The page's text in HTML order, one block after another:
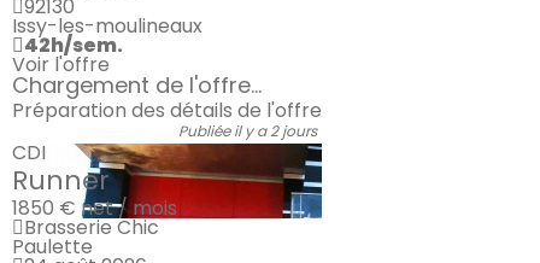
92130
Issy-les-moulineaux
42h/sem.
Voir l'offre
Chargement de l'offre...
Préparation des détails de l'offre
Publiée il y a 2 jours
CDI
Runner
1850 € net / mois
Brasserie Chic
Paulette